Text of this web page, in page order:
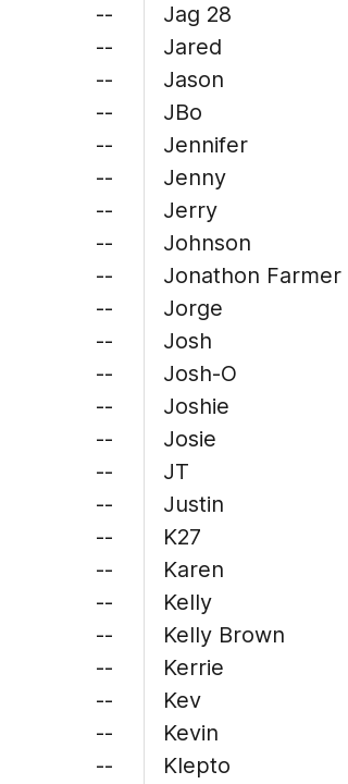
--
--
--
--
--
--
--
--
--
--
--
--
--
--
--
--
--
--
--
--
--
--
--
--
Jag 28
Jared
Jason
JBo
Jennifer
Jenny
Jerry
Johnson
Jonathon Farmer
Jorge
Josh
Josh-O
Joshie
Josie
JT
Justin
K27
Karen
Kelly
Kelly Brown
Kerrie
Kev
Kevin
Klepto